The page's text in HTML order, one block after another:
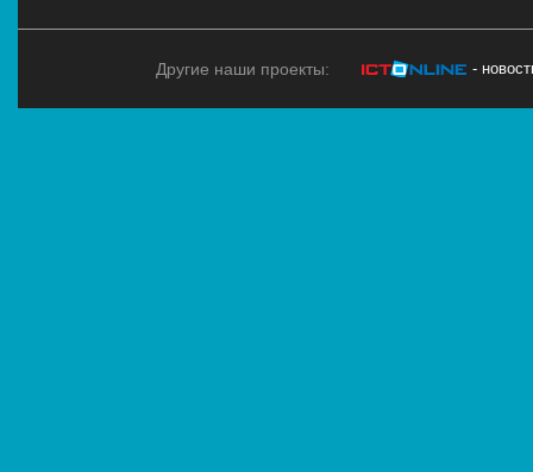
Другие наши проекты: -